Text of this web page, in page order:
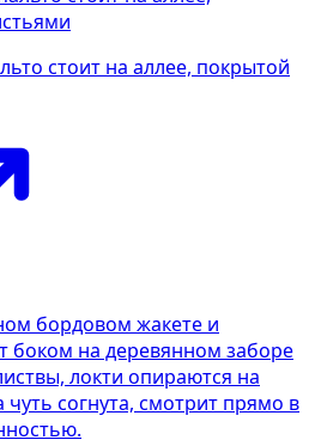
стоит на аллее, покрытой